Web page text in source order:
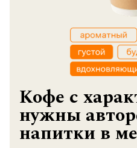
Кофе с
нужны
напитки в